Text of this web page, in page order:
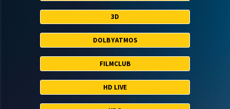
3D
DOLBYATMOS
FILMCLUB
HD LIVE